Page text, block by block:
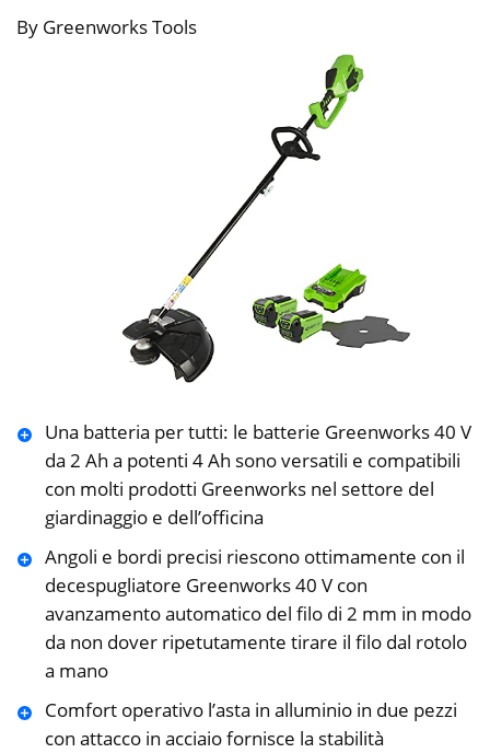
By Greenworks Tools
Una batteria per tutti: le batterie Greenworks 40 V
da 2 Ah a potenti 4 Ah sono versatili e compatibili
con molti prodotti Greenworks nel settore del
giardinaggio e dell’officina
Angoli e bordi precisi riescono ottimamente con il
decespugliatore Greenworks 40 V con
avanzamento automatico del filo di 2 mm in modo
da non dover ripetutamente tirare il filo dal rotolo
a mano
Comfort operativo l’asta in alluminio in due pezzi
con attacco in acciaio fornisce la stabilità